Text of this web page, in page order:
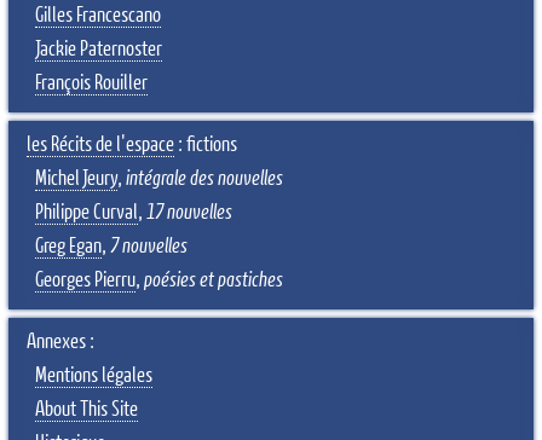
Gilles Francescano
Jackie Paternoster
François Rouiller
les Récits de l'espace : fictions
Michel Jeury, intégrale des nouvelles
Philippe Curval, 17 nouvelles
Greg Egan, 7 nouvelles
Georges Pierru, poésies et pastiches
Annexes :
Mentions légales
About This Site